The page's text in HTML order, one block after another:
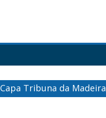
Capa Tribuna da Madeira